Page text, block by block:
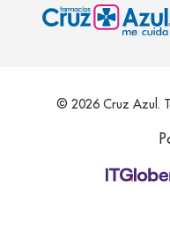
© 2026 Cruz Azul.